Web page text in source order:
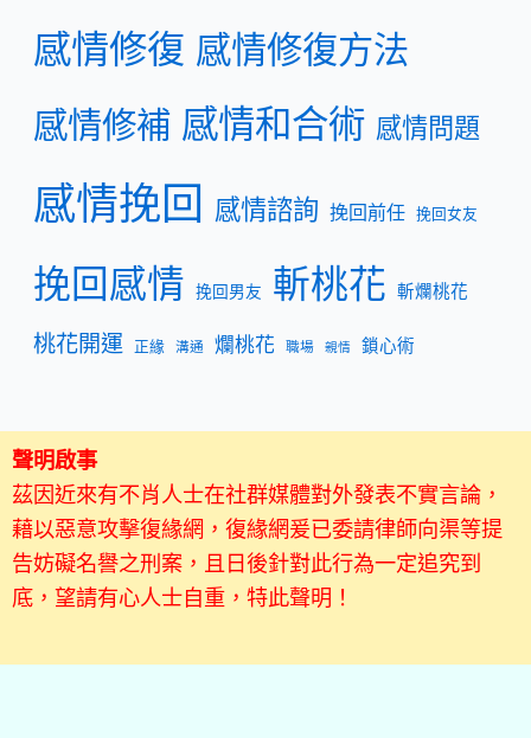
感情修復 感情修復方法
感情修補 感情和合術 感情問題
感情挽回 感情諮詢 挽回前任 挽回女友
挽回感情 挽回男友 斬桃花 斬爛桃花
桃花開運 正緣 溝通 爛桃花 職場 親情 鎖心術
聲明啟事
茲因近來有不肖人士在社群媒體對外發表不實言論，
藉以惡意攻擊復緣網，復緣網爰已委請律師向渠等提
告妨礙名譽之刑案，且日後針對此行為一定追究到
底，望請有心人士自重，特此聲明！